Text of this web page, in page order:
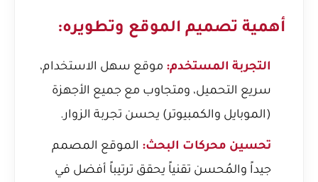
أهمية تصميم الموقع وتطويره:
التجربة المستخدم: موقع سهل الاستخدام،
سريع التحميل، ومتجاوب مع جميع الأجهزة
(الموبايل والكمبيوتر) يحسن تجربة الزوار.
تحسين محركات البحث: الموقع المصمم
جيداً والمُحسن تقنياً يحقق ترتيباً أفضل في